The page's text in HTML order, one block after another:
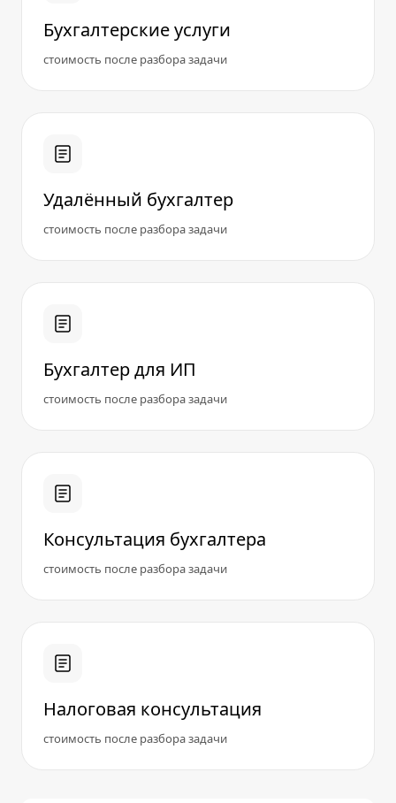
Бухгалтерские услуги
стоимость после разбора задачи
Удалённый бухгалтер
стоимость после разбора задачи
Бухгалтер для ИП
стоимость после разбора задачи
Консультация бухгалтера
стоимость после разбора задачи
Налоговая консультация
стоимость после разбора задачи